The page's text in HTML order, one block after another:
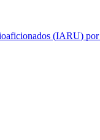
(IARU) por